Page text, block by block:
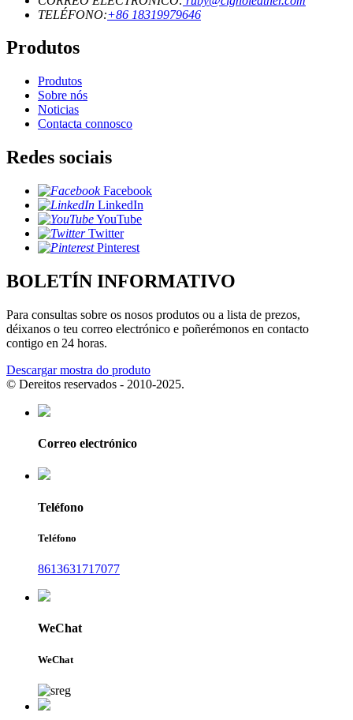
TELÉFONO:+86 18319979646
Produtos
Produtos
Sobre nós
Noticias
Contacta connosco
Redes sociais
Facebook
LinkedIn
YouTube
Twitter
Pinterest
BOLETÍN INFORMATIVO
Para consultas sobre os nosos produtos ou a lista de prezos,
déixanos o teu correo electrónico e poñerémonos en contacto
contigo en 24 horas.
Descargar mostra do produto
© Dereitos reservados - 2010-2025.
Correo electrónico
Teléfono
Teléfono
8613631717077
WeChat
WeChat